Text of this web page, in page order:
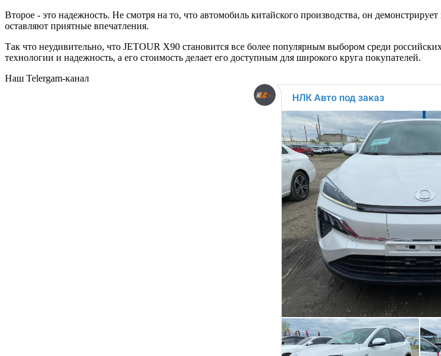
Второе - это надежность. Не смотря на то, что автомобиль китайского производства, он
оставляют приятные впечатления.
Так что неудивительно, что JETOUR X90 становится все более популярным выбором среди
технологии и надежность, а его стоимость делает его доступным для широкого круга покупателей.
Наш Telergam-канал